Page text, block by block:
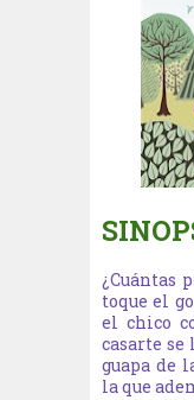
¿Cuántas
toque el
el chico
casarte
guapa de
la que